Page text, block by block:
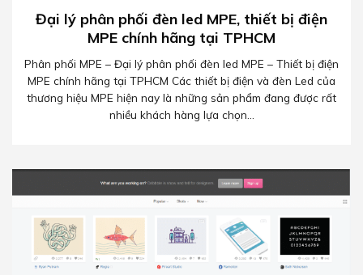
Đại lý phân phối đèn led MPE, thiết bị điện
MPE chính hãng tại TPHCM
Phân phối MPE – Đại lý phân phối đèn led MPE – Thiết bị điện
MPE chính hãng tại TPHCM Các thiết bị điện và đèn Led của
thương hiệu MPE hiện nay là những sản phẩm đang được rất
nhiều khách hàng lựa chọn...